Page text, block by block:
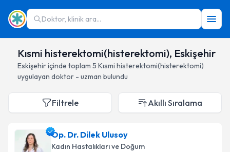
Doktor, klinik ara...
Kısmi histerektomi(histerektomi), Eskişehir
Eskişehiriçinde toplam 5 Kısmi histerektomi(histerektomi)
uygulayan doktor - uzman bulundu
Filtrele Akıllı Sıralama
Op. Dr. Dilek Ulusoy
Kadın Hastalıkları ve Doğum